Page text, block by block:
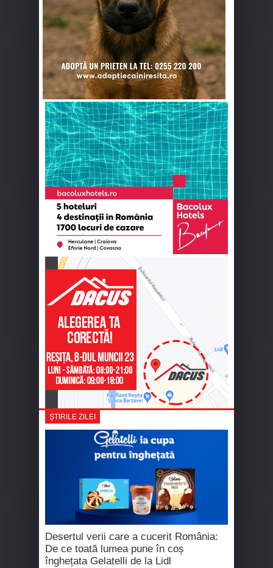
ȘTIRILE ZILEI
Desertul verii care a cucerit România:
De ce toată lumea pune în coș
înghețata Gelatelli de la Lidl